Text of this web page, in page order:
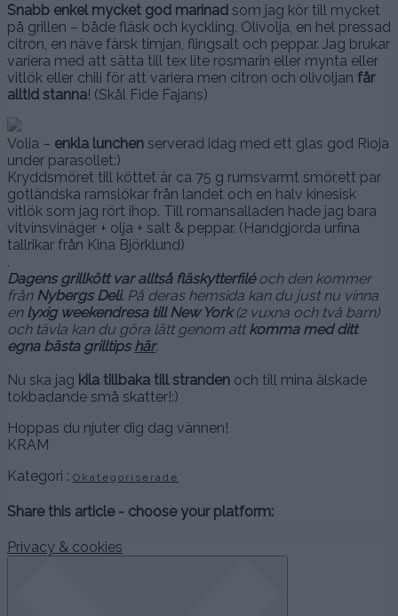
Snabb enkel mycket god marinad som jag kör till mycket
på grillen – både fläsk och kyckling. Olivolja, en hel pressad
citron, en näve färsk timjan, flingsalt och peppar. Jag brukar
variera med att sätta till tex lite rosmarin eller mynta eller
vitlök eller chili för att variera men citron och olivoljan får
alltid stanna! (Skål Fide Fajans)
Volia – enkla lunchen serverad idag med ett glas god Rioja
under parasollet:)
Kryddsmöret till köttet är ca 75 g rumsvarmt smör,ett par
gotländska ramslökar från landet och en halv kinesisk
vitlök som jag rört ihop. Till romansalladen hade jag bara
vitvinsvinäger + olja + salt & peppar. (Handgjorda urfina
tallrikar från Kina Björklund)
.
Dagens grillkött var alltså fläskytterfiléoch den kommer
från Nybergs Deli. På deras hemsida kan du just nu vinna
en lyxig weekendresa till New York(2 vuxna och två barn)
och tävla kan du göra lätt genom attkomma med ditt
egna bästa grilltips här.
Nu ska jag kila tillbaka till stranden och till mina älskade
tokbadande små skatter!:)
Hoppas du njuter dig dag vännen!
KRAM
Kategori : Okategoriserade
Share this article - choose your platform:
Privacy & cookies